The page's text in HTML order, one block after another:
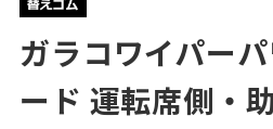
ガラコワイパー
ード 運転席側・